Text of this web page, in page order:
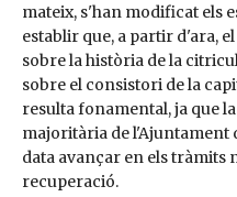
mateix, s'han modificat els
establir que, a partir d'ara,
sobre la història de la
sobre el consistori de la
resulta fonamental, ja que
majoritària de l'Ajuntament
data avançar en els tràmits
recuperació.